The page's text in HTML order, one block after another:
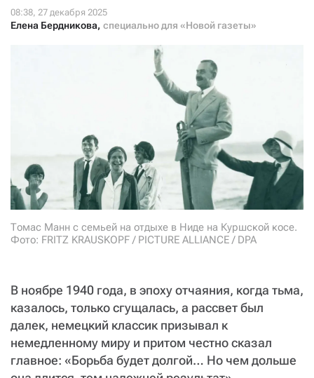
Елена Бердникова, специально для «Новой газеты»
Томас Манн с семьей на отдыхе в Ниде на Куршской косе.
Фото: FRITZ KRAUSKOPF / PICTURE ALLIANCE / DPA
В ноябре 1940 года, в эпоху отчаяния, когда тьма,
казалось, только сгущалась, а рассвет был
далек, немецкий классик призывал к
немедленному миру и притом честно сказал
главное: «Борьба будет долгой… Но чем дольше
Нажимая кнопку «Стать соучастником»,
и подтверждаю свое гражданство РФ
СТАТЬ СОУЧАСТНИКОМ
ПОДЕЛИТЬСЯ С ДРУЗЬЯМИ
Если у вас есть вопросы, пишите donate@novayagazeta.ruили
звоните:
+7 (929) 612-03-68